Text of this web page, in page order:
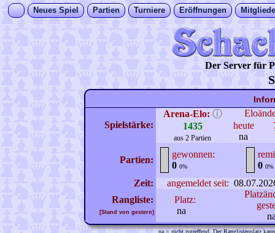
Neues Spiel Partien Turniere Eröffnungen
Der Server für
Spielstärke:
Arena-Elo: ⓘ
1435
aus 2 Partien
heute
na
Partien:
gewonnen:
0 0%
0 0%
Zeit: angemeldet seit:
Rangliste:
[Stand von gestern]
Platz:
na
na = nicht zutreffend. Der Ranglistenplatz